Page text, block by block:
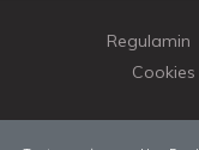
Regulamin